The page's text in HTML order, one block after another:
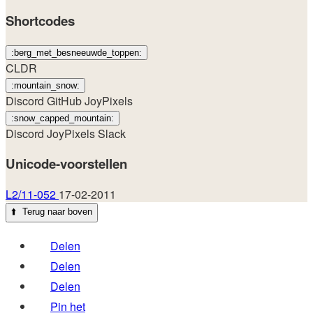
Shortcodes
:berg_met_besneeuwde_toppen:
CLDR
:mountain_snow:
Discord GitHubJoyPixels
:snow_capped_mountain:
Discord JoyPixelsSlack
Unicode-voorstellen
L2/11-052 17-02-2011
⬆️ Terug naar boven
Delen
Delen
Delen
Pin het